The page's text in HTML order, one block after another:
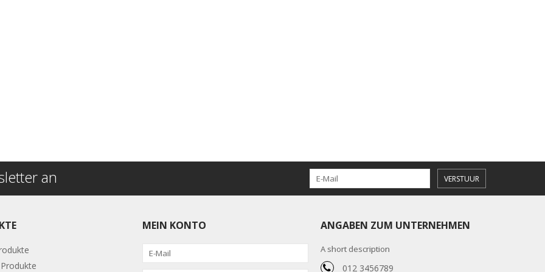
an VERSTUUR
MEIN KONTO ANGABEN ZUM UNTERNEHMEN
A short description
012 3456789